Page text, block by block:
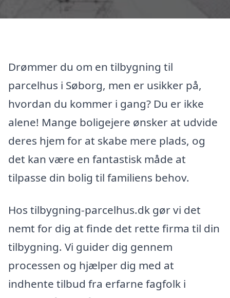
Drømmer du om en tilbygning til
parcelhus i Søborg, men er usikker på,
hvordan du kommer i gang? Du er ikke
alene! Mange boligejere ønsker at udvide
deres hjem for at skabe mere plads, og
det kan være en fantastisk måde at
tilpasse din bolig til familiens behov.
Hos tilbygning-parcelhus.dk gør vi det
nemt for dig at finde det rette firma til din
tilbygning. Vi guider dig gennem
processen og hjælper dig med at
indhente tilbud fra erfarne fagfolk i